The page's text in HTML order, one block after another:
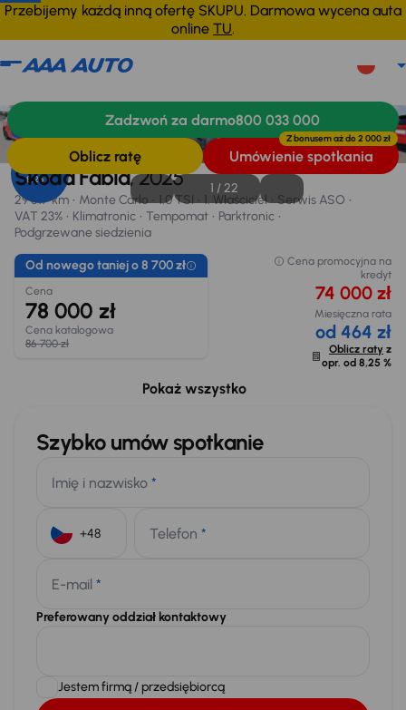
Przebijemy każdą inną ofertę SKUPU. Darmowa wycena auta
online TU.
Od nowego taniej o 8 700 zł
8,25 %
1 /22
Škoda Fabia, 2025
29 517 km Monte Carlo 1.0 TSI 1. Właściciel
Serwis ASO
VAT 23%
Klimatronic Tempomat
Parktronic
Podgrzewane siedzienia
Od nowego taniej o 8 700 zł
Cena
78 000 zł
Cena katalogowa
86 700 zł
Cena promocyjna na
kredyt
74 000 zł
Miesięczna rata
od 464 zł
Oblicz raty z
opr. od 8,25 %
Pokaż wszystko
Szybko umów spotkanie
Imię i nazwisko *
Telefon *
E-mail *
Preferowany oddział kontaktowy
Jestem firmą / przedsiębiorcą
WyposażenieFinansowanie
Zadzwoń za darmo800 033 000
Oblicz ratę Umówienie spotkania
Z bonusem aż do2 000 zł